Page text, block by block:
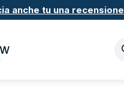
anche tu una recensione